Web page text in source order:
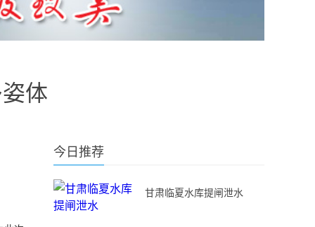
体
今日推荐
甘肃临夏水库提闸泄水